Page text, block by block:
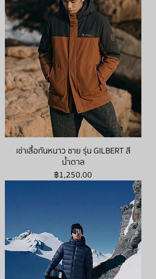
เช่าเสื้อกันหนาว ชาย รุ่น GILBERT สี
น้ำตาล
ราคา
฿1,250.00